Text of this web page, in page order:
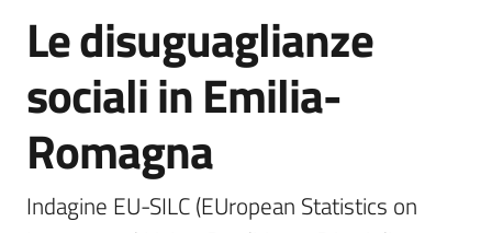
Dati
Studi
e
analisi
Menu selezionato
Statistiche
Salta al contenuto
Le disuguaglianze
sociali in Emilia-
Romagna
Indagine EU-SILC (EUropean Statistics on